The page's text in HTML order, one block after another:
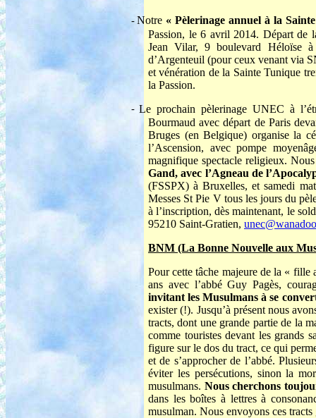
-Notre « Pèlerinage annuel à la
Passion, le 6 avril 2014. Départ de
Jean Vilar, 9 boulevard Héloïse
d’Argenteuil (pour ceux venant via
et vénération de la Sainte Tunique
la Passion.
- Le prochain pèlerinage UNEC à
Bourmaud avec départ de Paris
Bruges (en Belgique) organise la
l’Ascension, avec pompe
magnifique spectacle religieux.
Gand, avec l’Agneau de
(FSSPX) à Bruxelles, et samedi
Messes St Pie V tous les jours du
à l’inscription, dès maintenant, le
95210 Saint-Gratien,
BNM (La Bonne Nouvelle aux
Pour cette tâche majeure de la « fille
ans avec l’abbé Guy Pagès,
invitant les Musulmans à se
exister (!). Jusqu’à présent nous
tracts, dont une grande partie de la
comme touristes devant les grands
figure sur le dos du tract, ce qui
et de s’approcher de l’abbé.
éviter les persécutions, sinon la
musulmans. Nous cherchons
dans les boîtes à lettres à
musulman. Nous envoyons ces